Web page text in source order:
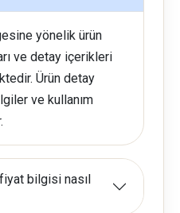
yönelik ürün
ve detay içerikleri
Ürün detay
ve kullanım
bilgisi nasıl